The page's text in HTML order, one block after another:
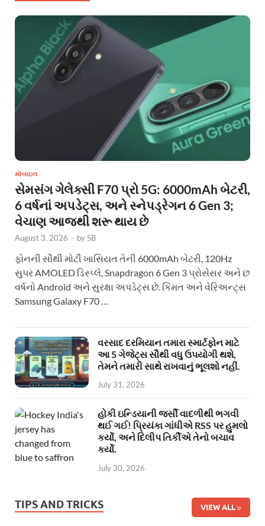
મોબાઇલ
સેમસંગ ગેલેક્સી F70 પ્રો 5G: 6000mAh બેટરી,
6 વર્ષનાં અપડેટ્સ, અને સ્નેપડ્રેગન 6 Gen 3;
વેચાણ આજથી શરૂ થાય છે
August 3, 2026 - bySB
ફોનની સૌથી મોટી ખાસિયત તેની 6000mAh બેટરી, 120Hz
સુપર AMOLED ડિસ્પ્લે, Snapdragon 6 Gen 3 પ્રોસેસર અને છ
વર્ષનો Android અને સુરક્ષા અપડેટ્સ છે. કિંમત અને વેરિઅન્ટ્સ
Samsung Galaxy F70 …
વરસાદ દરમિયાન તમારા સ્માર્ટફોન માટે
આ 5 ગેજેટ્સ સૌથી વધુ ઉપયોગી થશે,
તેમને તમારી સાથે રાખવાનું ભૂલશો નહીં.
July 31, 2026
હોકી ઇન્ડિયાની જર્સી વાદળીથી ભગવી
થઈ ગઈ! પ્રિયંકા ગાંધીએ RSS પર હુમલો
કર્યો, અને દિલીપ તિર્કીએ તેનો બચાવ
કર્યો.
July 30, 2026
TIPS AND TRICKS VIEW ALL